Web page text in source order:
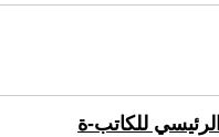
للكاتب-ة